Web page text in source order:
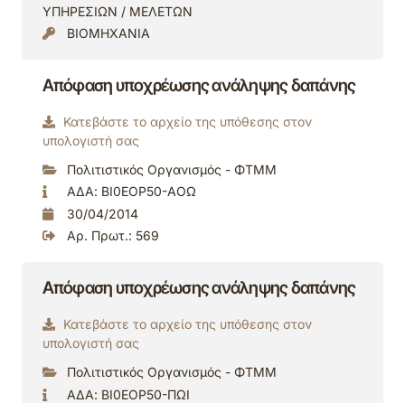
ΥΠΗΡΕΣΙΩΝ / ΜΕΛΕΤΩΝ
ΒΙΟΜΗΧΑΝΙΑ
Απόφαση υποχρέωσης ανάληψης δαπάνης
Κατεβάστε το αρχείο της υπόθεσης στον
υπολογιστή σας
Πολιτιστικός Οργανισμός - ΦΤΜΜ
ΑΔΑ: ΒΙ0ΕΟΡ50-ΑΟΩ
30/04/2014
Αρ. Πρωτ.: 569
Απόφαση υποχρέωσης ανάληψης δαπάνης
Κατεβάστε το αρχείο της υπόθεσης στον
υπολογιστή σας
Πολιτιστικός Οργανισμός - ΦΤΜΜ
ΑΔΑ: ΒΙ0ΕΟΡ50-ΠΩΙ